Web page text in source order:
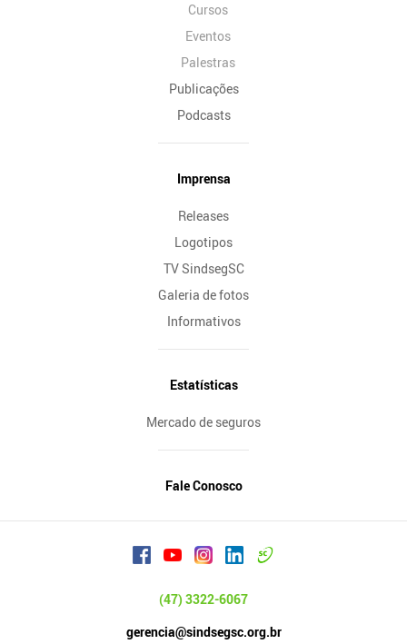
Cursos
Eventos
Palestras
Publicações
Podcasts
Imprensa
Releases
Logotipos
TV SindsegSC
Galeria de fotos
Informativos
Estatísticas
Mercado de seguros
Fale Conosco
(47) 3322-6067
gerencia@sindsegsc.org.br